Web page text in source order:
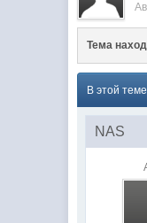
Тема
В этой
NAS